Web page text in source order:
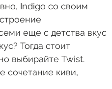
Indigo со своим
еще с детства вкус
Тогда стоит
выбирайте Twist.
сочетание киви,